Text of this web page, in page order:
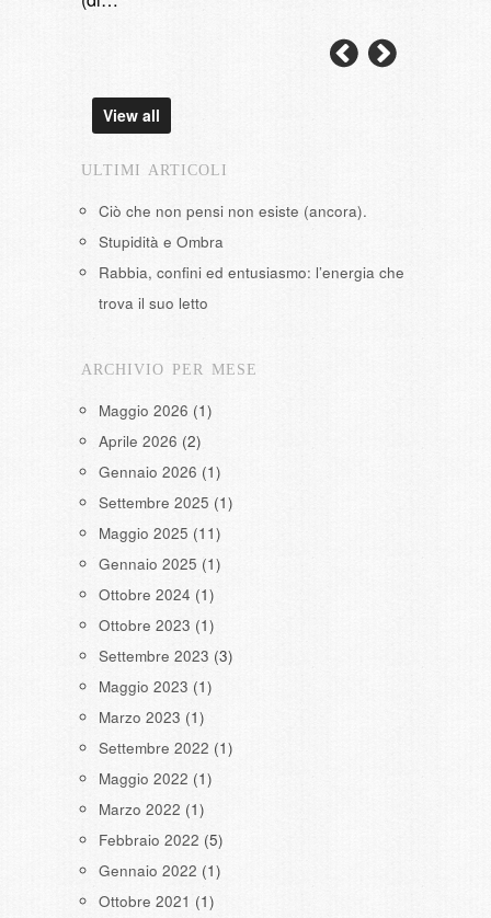
View all
ULTIMI ARTICOLI
Ciò che non pensi non esiste (ancora).
Stupidità e Ombra
Rabbia, confini ed entusiasmo: l’energia che
trova il suo letto
ARCHIVIO PER MESE
Maggio 2026 (1)
Aprile 2026 (2)
Gennaio 2026 (1)
Settembre 2025 (1)
Maggio 2025 (11)
Gennaio 2025 (1)
Ottobre 2024 (1)
Ottobre 2023 (1)
Settembre 2023 (3)
Maggio 2023 (1)
Marzo 2023 (1)
Settembre 2022 (1)
Maggio 2022 (1)
Marzo 2022 (1)
Febbraio 2022 (5)
Gennaio 2022 (1)
Ottobre 2021 (1)